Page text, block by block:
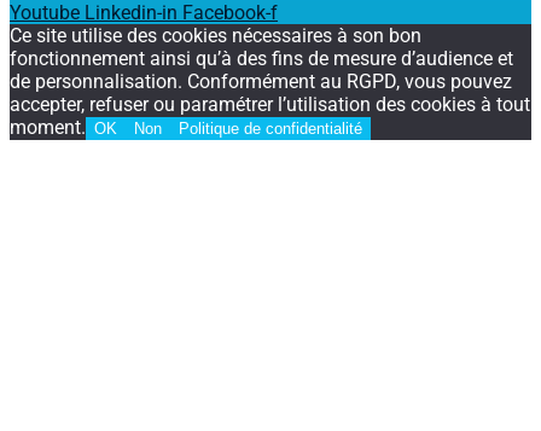
Youtube Linkedin-in Facebook-f
Ce site utilise des cookies nécessaires à son bon
fonctionnement ainsi qu’à des fins de mesure d’audience et
de personnalisation. Conformément au RGPD, vous pouvez
accepter, refuser ou paramétrer l’utilisation des cookies à tout
moment. OK Non Politique de confidentialité